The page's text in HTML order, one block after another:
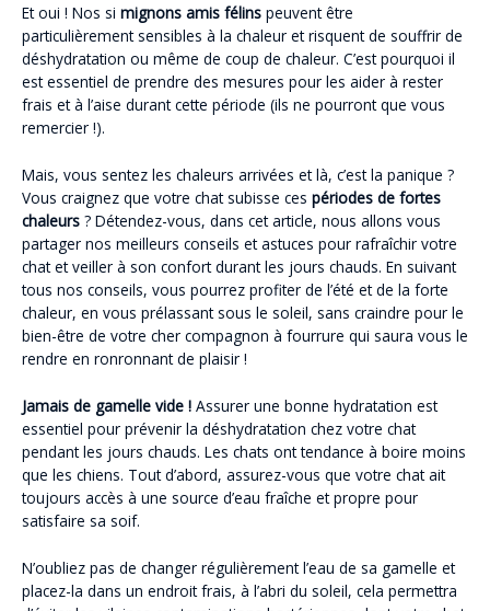
Et oui ! Nos si mignons amis félins peuvent être
particulièrement sensibles à la chaleur et risquent de souffrir de
déshydratation ou même de coup de chaleur. C’est pourquoi il
est essentiel de prendre des mesures pour les aider à rester
frais et à l’aise durant cette période (ils ne pourront que vous
remercier !).
Mais, vous sentez les chaleurs arrivées et là, c’est la panique ?
Vous craignez que votre chat subisse ces périodes de fortes
chaleurs ? Détendez-vous, dans cet article, nous allons vous
partager nos meilleurs conseils et astuces pour rafraîchir votre
chat et veiller à son confort durant les jours chauds. En suivant
tous nos conseils, vous pourrez profiter de l’été et de la forte
chaleur, en vous prélassant sous le soleil, sans craindre pour le
bien-être de votre cher compagnon à fourrure qui saura vous le
rendre en ronronnant de plaisir !
Jamais de gamelle vide ! Assurer une bonne hydratation est
essentiel pour prévenir la déshydratation chez votre chat
pendant les jours chauds. Les chats ont tendance à boire moins
que les chiens. Tout d’abord, assurez-vous que votre chat ait
toujours accès à une source d’eau fraîche et propre pour
satisfaire sa soif.
N’oubliez pas de changer régulièrement l’eau de sa gamelle et
placez-la dans un endroit frais, à l’abri du soleil, cela permettra